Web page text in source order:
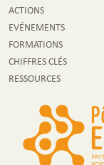
ACTIONS
EVÉNEMENTS
FORMATIONS
CHIFFRES CLÉS
RESSOURCES